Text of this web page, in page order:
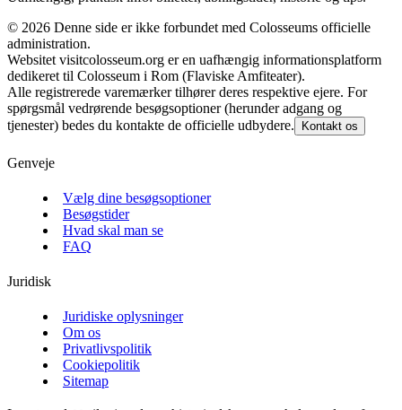
© 2026 Denne side er ikke forbundet med Colosseums officielle
administration.
Websitet visitcolosseum.org er en uafhængig informationsplatform
dedikeret til Colosseum i Rom (Flaviske Amfiteater).
Alle registrerede varemærker tilhører deres respektive ejere. For
spørgsmål vedrørende besøgsoptioner (herunder adgang og
tjenester) bedes du kontakte de officielle udbydere.
Kontakt os
Genveje
Vælg dine besøgsoptioner
Besøgstider
Hvad skal man se
FAQ
Juridisk
Juridiske oplysninger
Om os
Privatlivspolitik
Cookiepolitik
Sitemap